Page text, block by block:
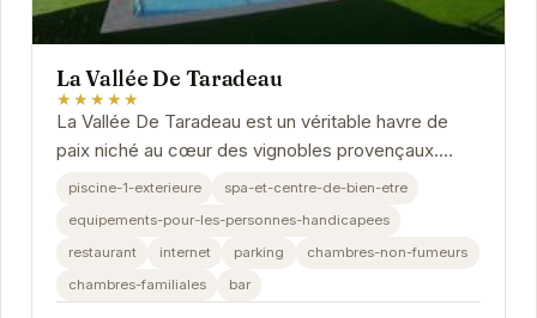
La Vallée De Taradeau
★★★★★
La Vallée De Taradeau est un véritable havre de
paix niché au cœur des vignobles provençaux.
L'établissement propose un cadre idyllique pour...
piscine-1-exterieure
spa-et-centre-de-bien-etre
equipements-pour-les-personnes-handicapees
restaurant
internet parking
chambres-non-fumeurs
chambres-familiales
bar